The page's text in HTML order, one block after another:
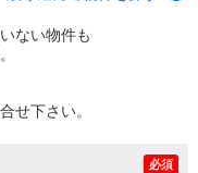
ない物件も
せ下さい。
必須